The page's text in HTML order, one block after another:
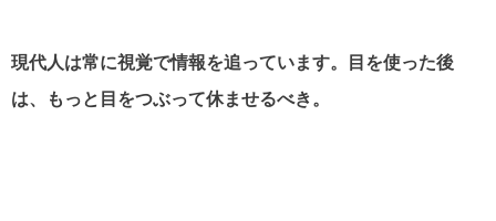
現代人は常に視覚で情報を追っています。目を使った後
は、もっと目をつぶって休ませるべき。